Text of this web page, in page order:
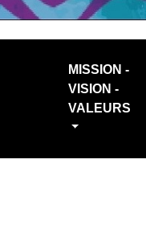
MISSION -
VISION -
VALEURS